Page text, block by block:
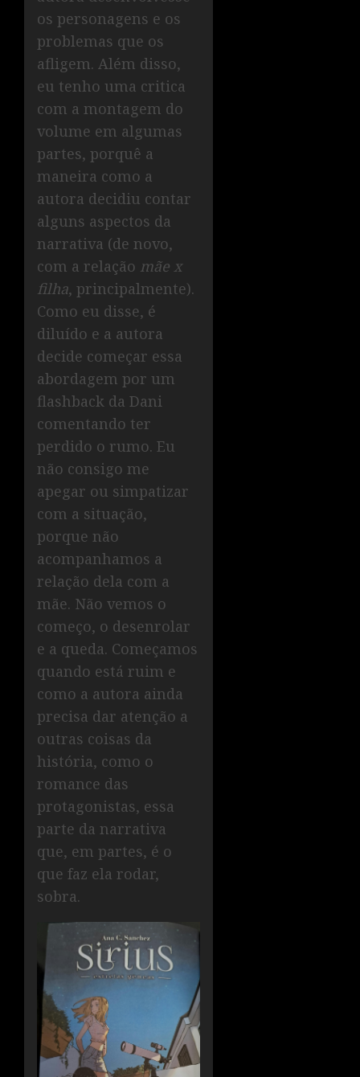
os personagens e os
problemas que os
afligem. Além disso,
eu tenho uma critica
com a montagem do
volume em algumas
partes, porquê a
maneira como a
autora decidiu contar
alguns aspectos da
narrativa (de novo,
com a relação mãe x
filha, principalmente).
Como eu disse, é
diluído e a autora
decide começar essa
abordagem por um
flashback da Dani
comentando ter
perdido o rumo. Eu
não consigo me
apegar ou simpatizar
com a situação,
porque não
acompanhamos a
relação dela com a
mãe. Não vemos o
começo, o desenrolar
e a queda. Começamos
quando está ruim e
como a autora ainda
precisa dar atenção a
outras coisas da
história, como o
romance das
protagonistas, essa
parte da narrativa
que, em partes, é o
que faz ela rodar,
sobra.